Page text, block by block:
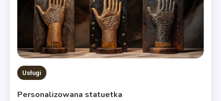
Usługi
Personalizowana statuetka